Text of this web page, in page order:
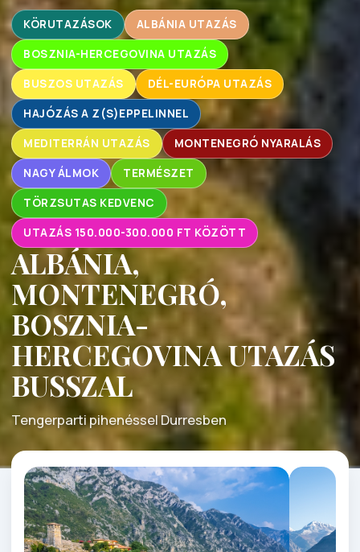
KÖRUTAZÁSOK ALBÁNIA UTAZÁS
BOSZNIA-HERCEGOVINA UTAZÁS
BUSZOS UTAZÁS DÉL-EURÓPA UTAZÁS
HAJÓZÁS A Z(S)EPPELINNEL
MEDITERRÁN UTAZÁS MONTENEGRÓ NYARALÁS
NAGY ÁLMOK TERMÉSZET
TÖRZSUTAS KEDVENC
UTAZÁS 150.000-300.000 FT KÖZÖTT
ALBÁNIA,
MONTENEGRÓ,
BOSZNIA-
HERCEGOVINA UTAZÁS
BUSSZAL
Tengerparti pihenéssel Durresben